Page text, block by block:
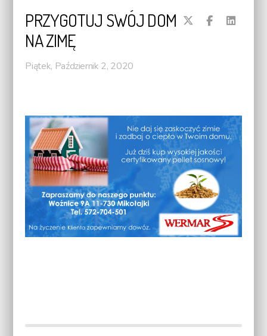
PRZYGOTUJ SWÓJ DOM
NA ZIMĘ
Piątek, Październik 2, 2020